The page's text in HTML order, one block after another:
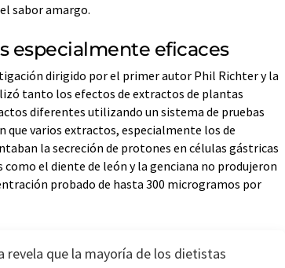
sabor amargo.
especialmente eficaces
dirigido por el primer autor Phil Richter y la
tanto los efectos de extractos de plantas
diferentes utilizando un sistema de pruebas
que varios extractos, especialmente los de
la secreción de protones en células gástricas
el diente de león y la genciana no produjeron
probado de hasta 300 microgramos por
revela que la mayoría de los dietistas